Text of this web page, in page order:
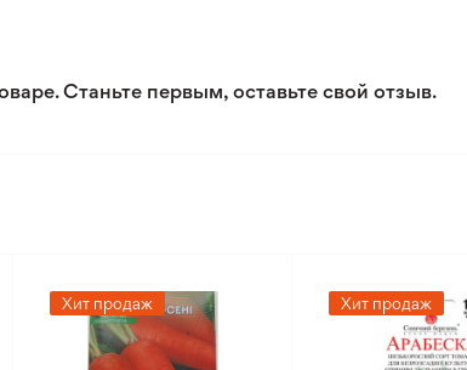
Станьте первым, оставьте свой отзыв.
Хит продаж Хит продаж